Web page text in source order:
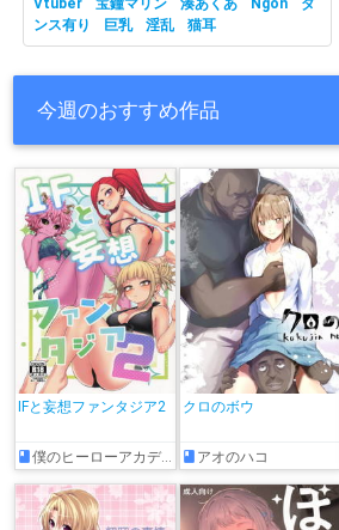
ンス有り
巨乳 淫乱 猫耳
今週のおすすめ作品
IFと妄想ファンタジア2
僕のヒーローアカデミア
クロのボウ
アオのハコ